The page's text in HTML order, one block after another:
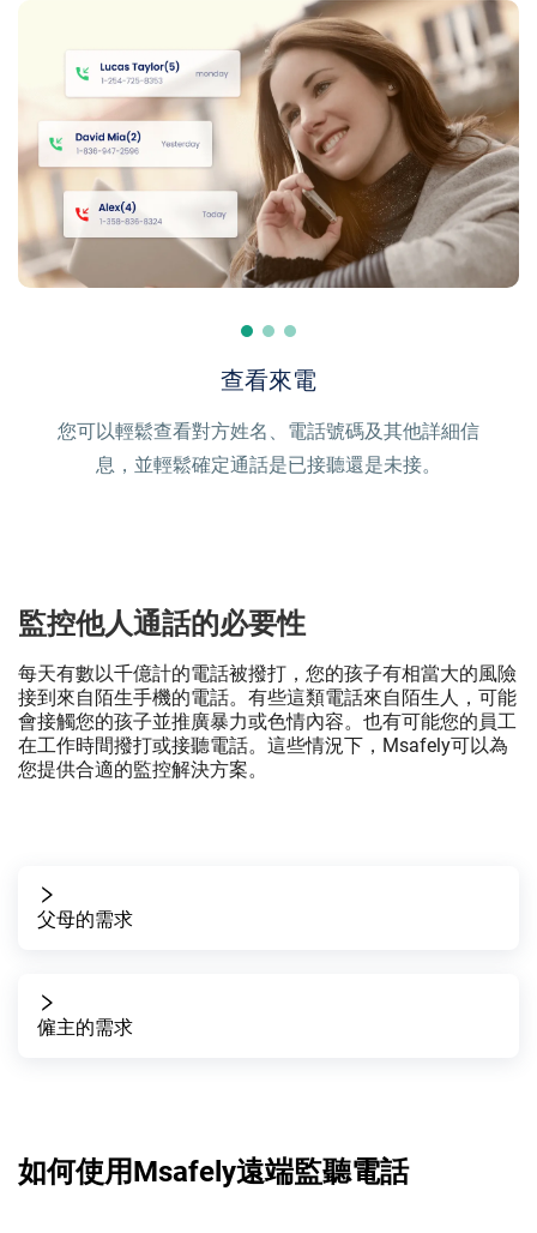
查看來電
您可以輕鬆查看對方姓名、電話號碼及其他詳細信
息，並輕鬆確定通話是已接聽還是未接。
查看他們撥打給誰
您可以立即知道他們撥打了誰的電話，輕鬆發現他們
最近的社交活動。
監控他人通話的必要性
每天有數以千億計的電話被撥打，您的孩子有相當大的風險
接到來自陌生手機的電話。有些這類電話來自陌生人，可能
會接觸您的孩子並推廣暴力或色情內容。也有可能您的員工
在工作時間撥打或接聽電話。這些情況下，Msafely可以為
您提供合適的監控解決方案。
父母的需求
僱主的需求
如何使用Msafely遠端監聽電話